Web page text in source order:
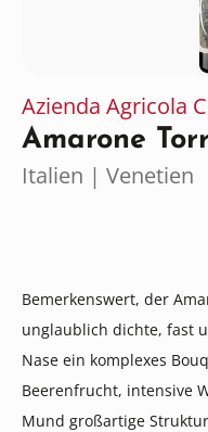
Azienda Agricola
Amarone
Italien | Venetien
Bemerkenswert, der
unglaublich dichte, fast
Nase ein komplexes
Beerenfrucht, intensive
Mund großartige